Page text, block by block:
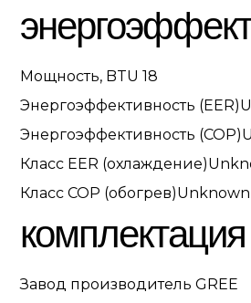
Мощность, BTU18
Энергоэффективность (EER)
Энергоэффективность (COP)
Класс EER (охлаждение)
Класс COP (обогрев)Unknown
комплектация
Завод производительGREE